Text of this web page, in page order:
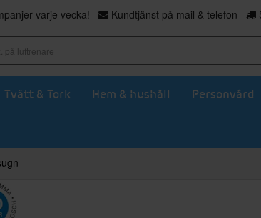
varje vecka! Kundtjänst på mail & telefon
Tvätt & Tork Hem & hushåll Personvård